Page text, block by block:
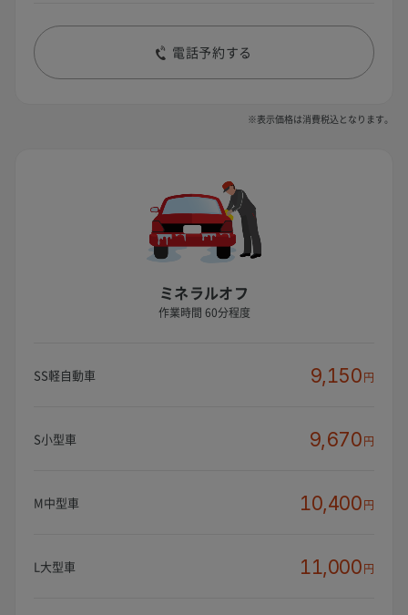
電話予約する
※表示価格は消費税込となります。
ミネラルオフ
作業時間 60分程度
SS軽自動車 9,150円
S小型車 9,670円
M中型車 10,400円
L大型車 11,000円